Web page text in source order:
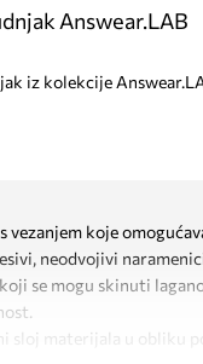
Answear.LAB
iz kolekcije
vezanjem koje
neodvojivi
se mogu skinuti
sloj materijala u obliku